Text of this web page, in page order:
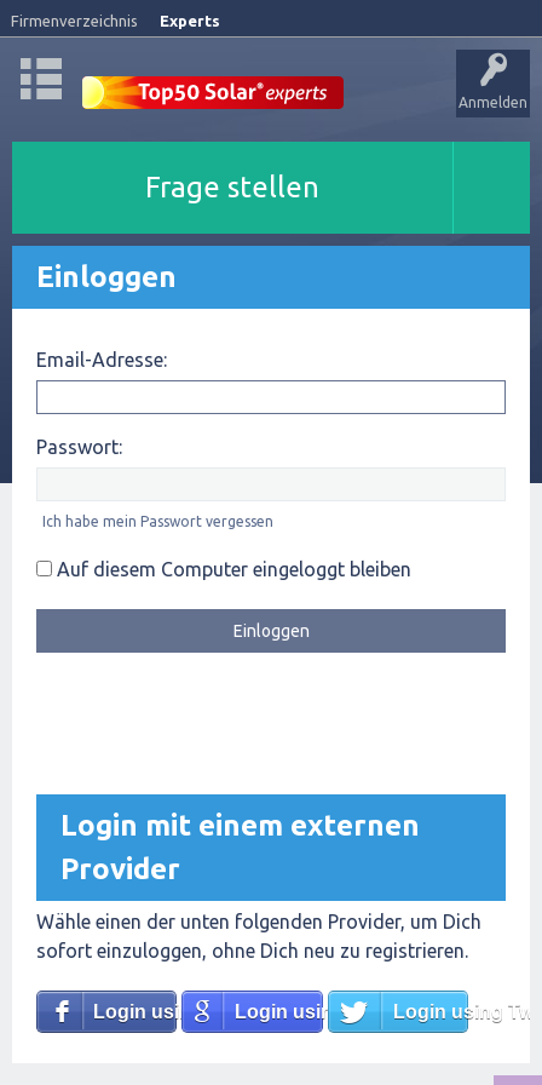
Firmenverzeichnis Experts
Anmelden
Frage stellen
Einloggen
Email-Adresse:
Passwort:
Ich habe mein Passwort vergessen
Auf diesem Computer eingeloggt bleiben
Login mit einem externen
Provider
Wähle einen der unten folgenden Provider, um Dich
sofort einzuloggen, ohne Dich neu zu registrieren.
Login using FacebookLogin using GoogleLogin using